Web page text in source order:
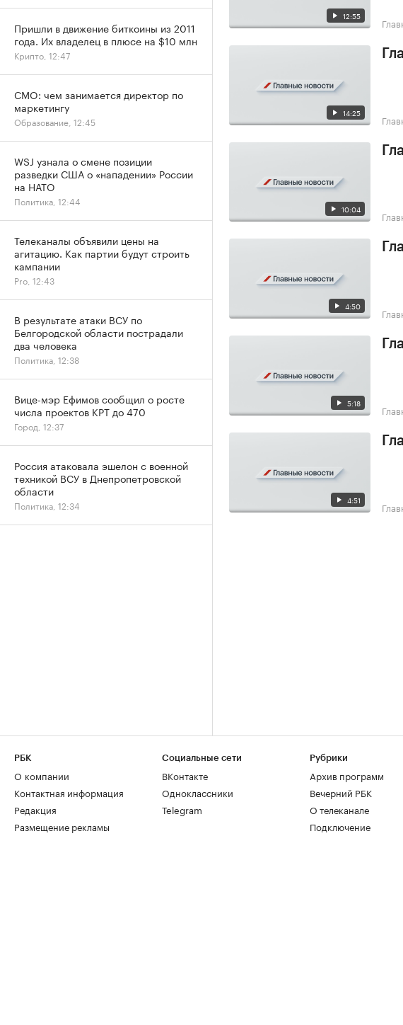
12:55
14:25
10:04
4:50
5:18
4:51
Пришли в движение биткоины из 2011
года. Их владелец в плюсе на $10 млн
Крипто, 12:47
CMO: чем занимается директор по
маркетингу
Образование, 12:45
WSJ узнала о смене позиции
разведки США о «нападении» России
на НАТО
Политика, 12:44
Телеканалы объявили цены на
агитацию. Как партии будут строить
кампании
Pro, 12:43
В результате атаки ВСУ по
Белгородской области пострадали
два человека
Политика, 12:38
Вице-мэр Ефимов сообщил о росте
числа проектов КРТ до 470
Город, 12:37
Россия атаковала эшелон с военной
техникой ВСУ в Днепропетровской
области
Политика, 12:34
РБК
О компании
Контактная информация
Редакция
Размещение рекламы
Социальные сети
ВКонтакте
Одноклассники
Telegram
Рубрики
Архив программ
Вечерний РБК
О телеканале
Подключение